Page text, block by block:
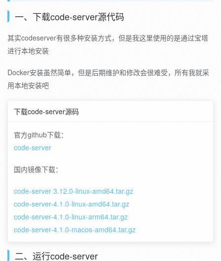
一、下载code-server源代码
其实codeserver有很多种安装方式，但是我这里使用的是通过宝塔
进行本地安装
Docker安装虽然简单，但是后期维护和修改会很难受，所有我就采
用本地安装吧
下载code-server源码
官方github下载：
code-server
国内镜像下载：
code-server 3.12.0-linux-amd64.tar.gz
code-server-4.1.0-linux-amd64.tar.gz
code-server-4.1.0-linux-arm64.tar.gz
code-server-4.1.0-macos-amd64.tar.gz
二、运行code-server